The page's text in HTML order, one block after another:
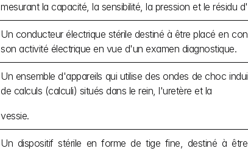
mesurant la capacité, la sensibilité, la pression et le résidu
Un conducteur électrique stérile destiné à être placé en
son activité électrique en vue d'un examen diagnostique.
Un ensemble d'appareils qui utilise des ondes de choc
de calculs (calculi) situés dans le rein, l'uretère et la
vessie.
Un dispositif stérile en forme de tige fine, destiné à